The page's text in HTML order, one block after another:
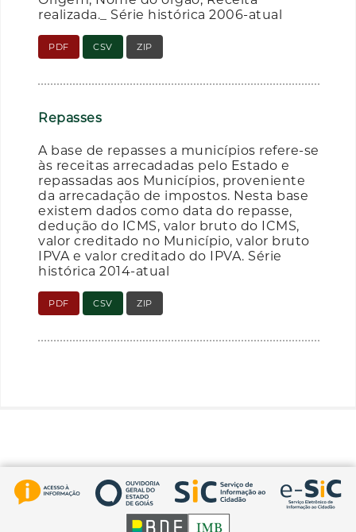
realizada._ Série histórica 2006-atual
PDF CSV ZIP
Repasses
A base de repasses a municípios refere-se
às receitas arrecadadas pelo Estado e
repassadas aos Municípios, proveniente
da arrecadação de impostos. Nesta base
existem dados como data do repasse,
dedução do ICMS, valor bruto do ICMS,
valor creditado no Município, valor bruto
IPVA e valor creditado do IPVA. Série
histórica 2014-atual
PDF CSV ZIP